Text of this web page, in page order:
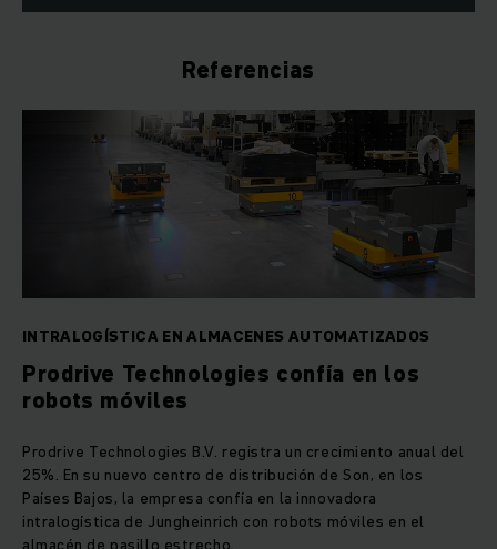
Referencias
INTRALOGÍSTICA EN ALMACENES AUTOMATIZADOS
Prodrive Technologies confía en los
robots móviles
Prodrive Technologies B.V. registra un crecimiento anual del
25%. En su nuevo centro de distribución de Son, en los
Países Bajos, la empresa confía en la innovadora
intralogística de Jungheinrich con robots móviles en el